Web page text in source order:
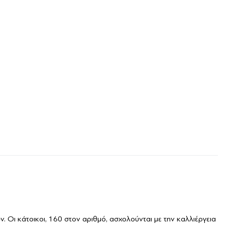
Οι κάτοικοι, 160 στον αριθμό, ασχολούνται με την καλλιέργεια